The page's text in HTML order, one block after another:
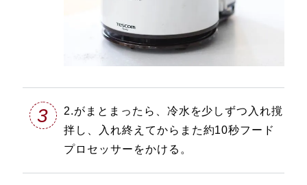
3
2.がまとまったら、冷水を少しずつ入れ撹
拌し、入れ終えてからまた約10秒フード
プロセッサーをかける。